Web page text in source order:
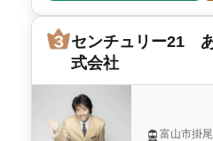
センチュリー21
式会社
富山市掛